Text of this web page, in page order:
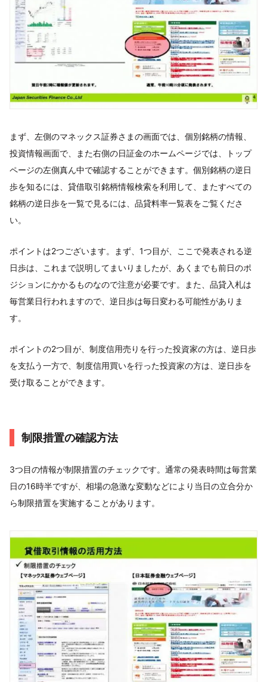
まず、左側のマネックス証券さまの画面では、個別銘柄の情報、
投資情報画面で、また右側の日証金のホームページでは、トップ
ページの左側真ん中で確認することができます。個別銘柄の逆日
歩を知るには、貸借取引銘柄情報検索を利用して、またすべての
銘柄の逆日歩を一覧で見るには、品貸料率一覧表をご覧くださ
い。
ポイントは2つございます。まず、1つ目が、ここで発表される逆
日歩は、これまで説明してまいりましたが、あくまでも前日のポ
ジションにかかるものなので注意が必要です。また、品貸入札は
毎営業日行われますので、逆日歩は毎日変わる可能性がありま
す。
ポイントの2つ目が、制度信用売りを行った投資家の方は、逆日歩
を支払う一方で、制度信用買いを行った投資家の方は、逆日歩を
受け取ることができます。
制限措置の確認方法
3つ目の情報が制限措置のチェックです。通常の発表時間は毎営業
日の16時半ですが、相場の急激な変動などにより当日の立合分か
ら制限措置を実施することがあります。